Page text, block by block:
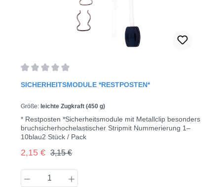
SICHERHEITSMODULE *RESTPOSTEN*
Größe: leichte Zugkraft (450 g)
* Restposten *Sicherheitsmodule mit Metallclip besonders
bruchsicherhochelastischer Stripmit Nummerierung 1–
10blau2 Stück / Pack
Verkaufspreis:
2,15 € Regulärer Preis:
3,15 €
Produkt Anzahl: Gib den gewünschten